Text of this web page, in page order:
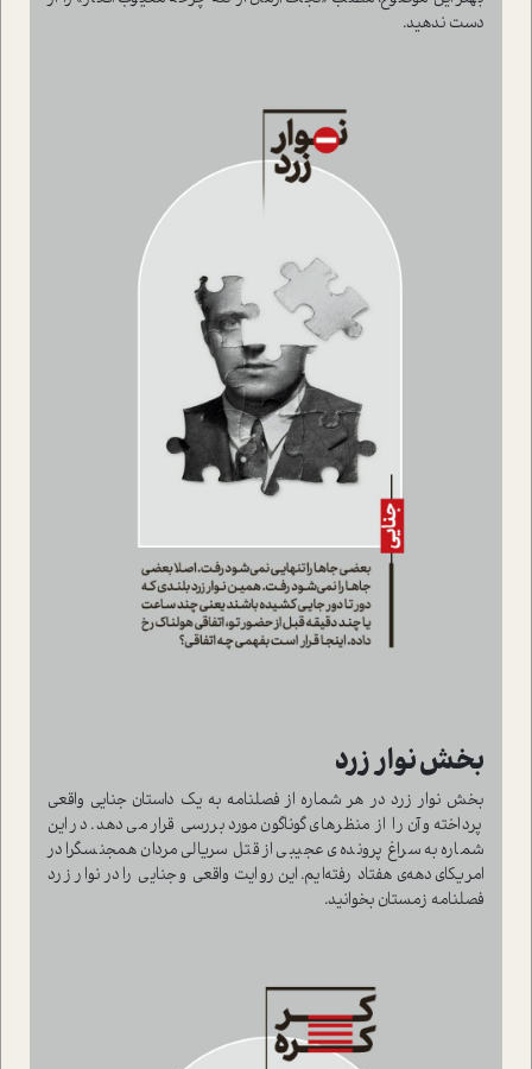
دست ندهید.
بخش نوار زرد
بخش نوار زرد در هر شماره از فصلنامه به یک داستان جنایی واقعی
پرداخته و آن را از منظرهای گوناگون مورد بررسی قرار می دهد. در این
شماره به سراغ پرونده ی عجیبی از قتل سریالی مردان همجنسگرا در
امریکای دهه‌ی هفتاد رفته‌ایم. این روایت واقعی و جنایی را در نوار زرد
فصلنامه زمستان بخوانید.